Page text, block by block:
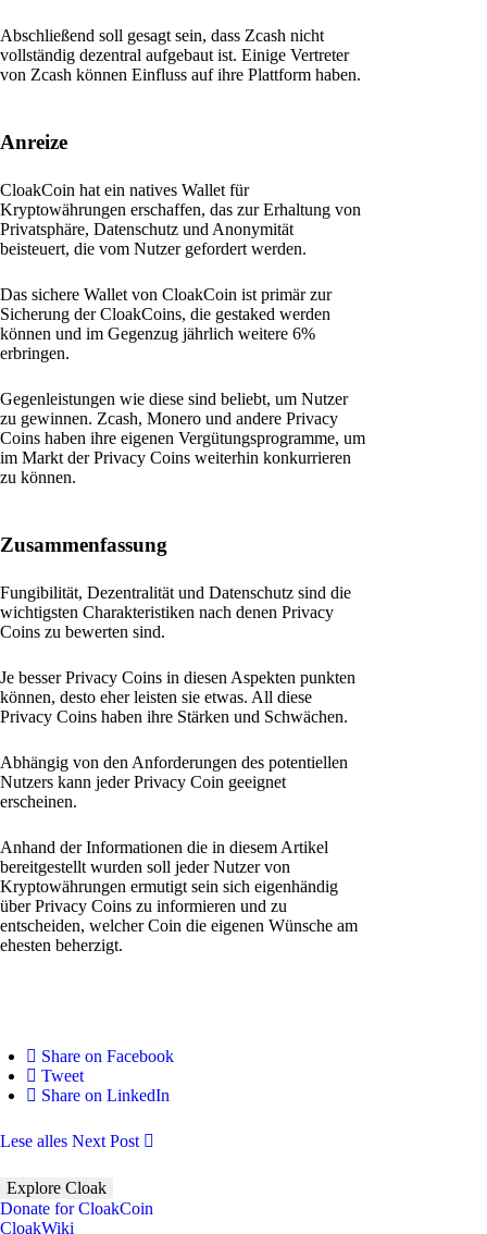
Abschließend soll gesagt sein, dass Zcash nicht
vollständig dezentral aufgebaut ist. Einige Vertreter
von Zcash können Einfluss auf ihre Plattform haben.
Anreize
CloakCoin hat ein natives Wallet für
Kryptowährungen erschaffen, das zur Erhaltung von
Privatsphäre, Datenschutz und Anonymität
beisteuert, die vom Nutzer gefordert werden.
Das sichere Wallet von CloakCoin ist primär zur
Sicherung der CloakCoins, die gestaked werden
können und im Gegenzug jährlich weitere 6%
erbringen.
Gegenleistungen wie diese sind beliebt, um Nutzer
zu gewinnen. Zcash, Monero und andere Privacy
Coins haben ihre eigenen Vergütungsprogramme, um
im Markt der Privacy Coins weiterhin konkurrieren
zu können.
Zusammenfassung
Fungibilität, Dezentralität und Datenschutz sind die
wichtigsten Charakteristiken nach denen Privacy
Coins zu bewerten sind.
Je besser Privacy Coins in diesen Aspekten punkten
können, desto eher leisten sie etwas. All diese
Privacy Coins haben ihre Stärken und Schwächen.
Abhängig von den Anforderungen des potentiellen
Nutzers kann jeder Privacy Coin geeignet
erscheinen.
Anhand der Informationen die in diesem Artikel
bereitgestellt wurden soll jeder Nutzer von
Kryptowährungen ermutigt sein sich eigenhändig
über Privacy Coins zu informieren und zu
entscheiden, welcher Coin die eigenen Wünsche am
ehesten beherzigt.
Share on Facebook
Tweet
Share on LinkedIn
Lese alles Next Post
Explore Cloak
Donate for CloakCoin
CloakWiki